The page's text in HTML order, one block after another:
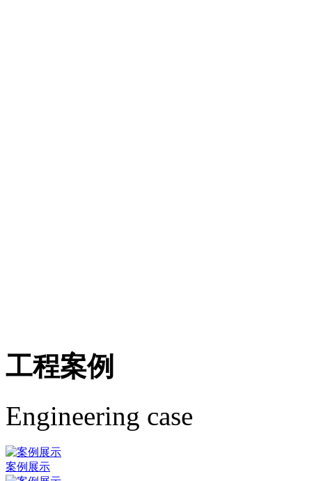
工程案例
Engineering case
案例展示